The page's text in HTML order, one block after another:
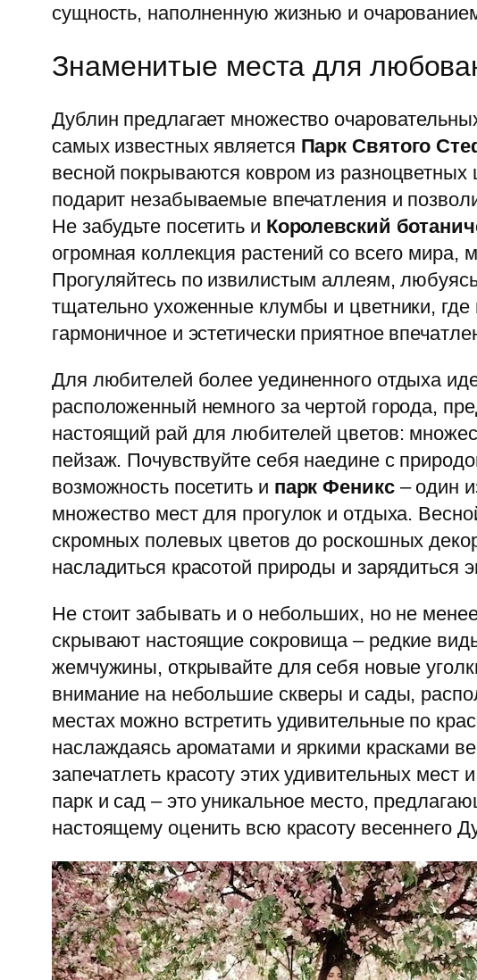
сущность, наполненную жизнью и
Знаменитые места для
Дублин предлагает множество
самых известных является Парк Святого
весной покрываются ковром из
подарит незабываемые впечатления и
Не забудьте посетить и Королевский
огромная коллекция растений со всего мира,
Прогуляйтесь по извилистым аллеям,
тщательно ухоженные клумбы и цветники,
гармоничное и эстетически приятное
Для любителей более уединенного отдыха
расположенный немного за чертой города,
настоящий рай для любителей цветов:
пейзаж. Почувствуйте себя наедине с
возможность посетить и парк Феникс– один
множество мест для прогулок и отдыха.
скромных полевых цветов до роскошных
насладиться красотой природы и зарядиться
Не стоит забывать и о небольших, но не
скрывают настоящие сокровища – редкие
жемчужины, открывайте для себя новые
внимание на небольшие скверы и сады,
местах можно встретить удивительные по
наслаждаясь ароматами и яркими красками
запечатлеть красоту этих удивительных
парк и сад – это уникальное место,
настоящему оценить всю красоту весеннего